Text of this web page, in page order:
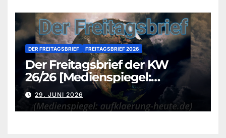
DER FREITAGSBRIEF FREITAGSBRIEF 2026
Der Freitagsbrief der KW
26/26 [Medienspiegel:
aufklaerung-heute.de]
29. JUNI 2026